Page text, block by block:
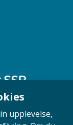
upplevelse,